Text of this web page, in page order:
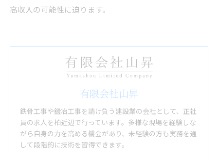
高収入の可能性に迫ります。
有限会社山昇
鉄骨工事や鍛冶工事を請け負う建設業の会社として、正社
員の求人を柏近辺で行っています。多様な現場を経験しな
がら自身の力を高める機会があり、未経験の方も実務を通
して段階的に技術を習得できます。